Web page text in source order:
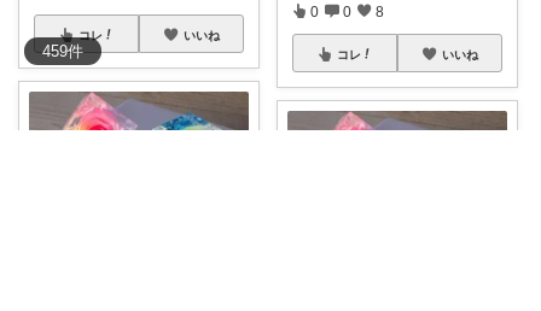
459件
コレ いいね
0 0 8
コレ いいね